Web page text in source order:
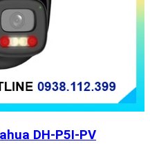
DH-P5I-PV